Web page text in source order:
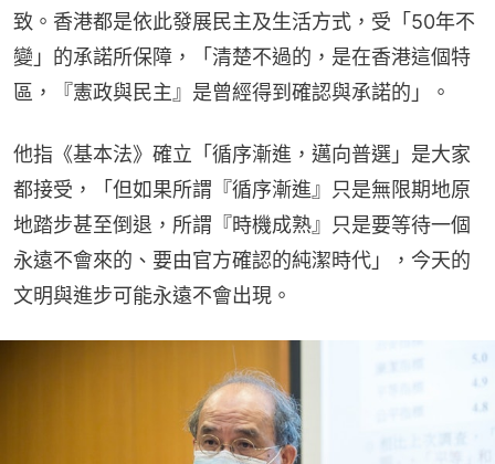
致。香港都是依此發展民主及生活方式，受「50年不
變」的承諾所保障，「清楚不過的，是在香港這個特
區，『憲政與民主』是曾經得到確認與承諾的」。
他指《基本法》確立「循序漸進，邁向普選」是大家
都接受，「但如果所謂『循序漸進』只是無限期地原
地踏步甚至倒退，所謂『時機成熟』只是要等待一個
永遠不會來的、要由官方確認的純潔時代」，今天的
文明與進步可能永遠不會出現。